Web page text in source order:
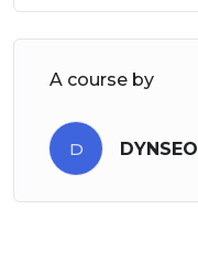
A course by
D DYNSEO